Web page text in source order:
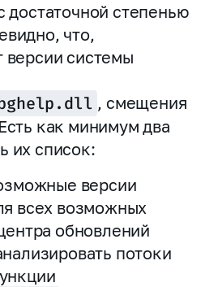
достаточной степенью
что,
версии системы
, смещения
как минимум два
их список:
версии
всех возможных
обновлений
потоки